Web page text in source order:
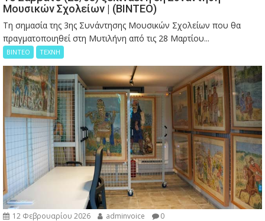
Μουσικών Σχολείων | (ΒΙΝΤΕΟ)
Τη σημασία της 3ης Συνάντησης Μουσικών Σχολείων που θα
πραγματοποιηθεί στη Μυτιλήνη από τις 28 Μαρτίου...
ΒΙΝΤΕΟ ΤΕΧΝΗ
12 Φεβρουαρίου 2026 adminvoice 0